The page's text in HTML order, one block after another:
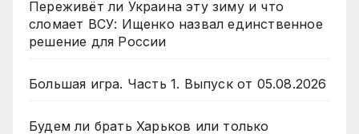
Переживёт ли Украина эту зиму и что
сломает ВСУ: Ищенко назвал единственное
решение для России
Большая игра. Часть 1. Выпуск от 05.08.2026
Будем ли брать Харьков или только